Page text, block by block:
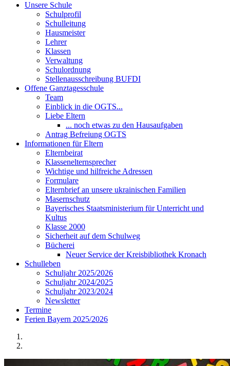
Unsere Schule
Schulprofil
Schulleitung
Hausmeister
Lehrer
Klassen
Verwaltung
Schulordnung
Stellenausschreibung BUFDI
Offene Ganztagesschule
Team
Einblick in die OGTS...
Liebe Eltern
... noch etwas zu den Hausaufgaben
Antrag Befreiung OGTS
Informationen für Eltern
Elternbeirat
Klassenelternsprecher
Wichtige und hilfreiche Adressen
Formulare
Elternbrief an unsere ukrainischen Familien
Masernschutz
Bayerisches Staatsministerium für Unterricht und
Kultus
Klasse 2000
Sicherheit auf dem Schulweg
Bücherei
Neuer Service der Kreisbibliothek Kronach
Schulleben
Schuljahr 2025/2026
Schuljahr 2024/2025
Schuljahr 2023/2024
Newsletter
Termine
Ferien Bayern 2025/2026